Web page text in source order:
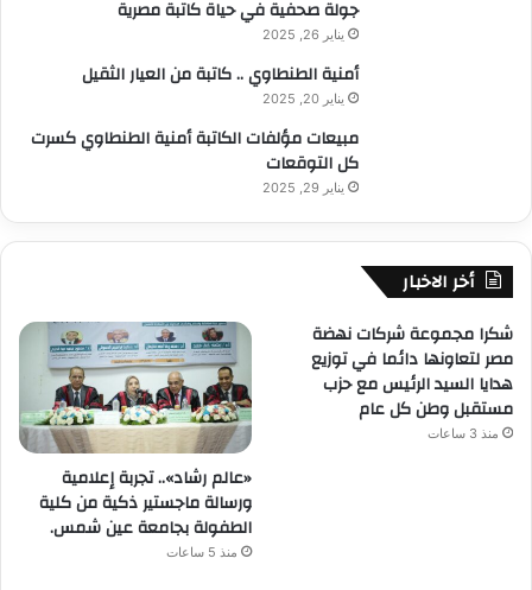
جولة صحفية في حياة كاتبة مصرية
يناير 26, 2025
أمنية الطنطاوي .. كاتبة من العيار الثقيل
يناير 20, 2025
مبيعات مؤلفات الكاتبة أمنية الطنطاوي كسرت
كل التوقعات
يناير 29, 2025
أخر الاخبار
شكرا مجموعة شركات نهضة
مصر لتعاونها دائما في توزيع
هدايا السيد الرئيس مع حزب
مستقبل وطن كل عام
منذ 3 ساعات
«عالم رشاد».. تجربة إعلامية
ورسالة ماجستير ذكية من كلية
الطفولة بجامعة عين شمس.
منذ 5 ساعات